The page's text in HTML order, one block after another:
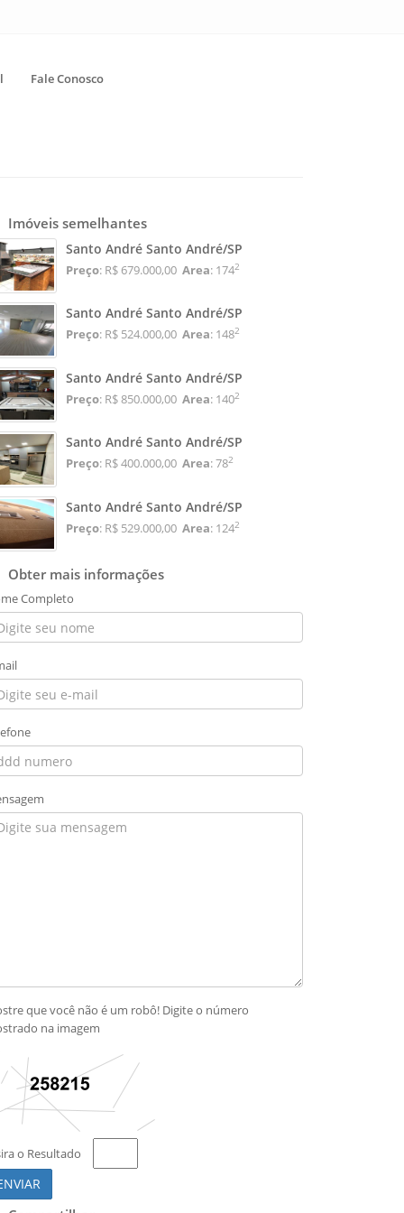
Fale Conosco
Imóveis semelhantes
Santo André Santo André/SP
Preço: R$ 679.000,00 Area: 1742
Santo André Santo André/SP
Preço: R$ 524.000,00 Area: 1482
Santo André Santo André/SP
Preço: R$ 850.000,00 Area: 1402
Santo André Santo André/SP
Preço: R$ 400.000,00 Area: 782
Santo André Santo André/SP
Preço: R$ 529.000,00 Area: 1242
Obter mais informações
Completo
que você não é um robô! Digite o número
na imagem
o Resultado